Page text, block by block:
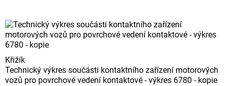
Křižík
Technický výkres součásti kontaktního zařízení motorových
vozů pro povrchové vedení kontaktové - výkres 6780 - kopie